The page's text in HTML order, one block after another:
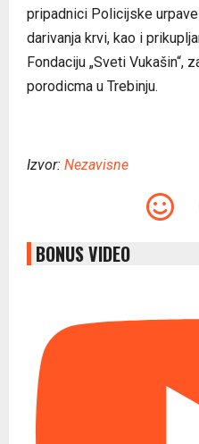
pripadnici Policijske
darivanja krvi, kao i
Fondaciju „Sveti Vukašin“,
porodicma u Trebinju.
Izvor: Nezavisne
BONUS VIDEO